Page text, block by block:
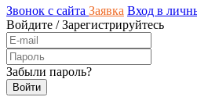
Звонок с сайта Заявка Вход в
Войдите /Зарегистрируйтесь
Забыли пароль?